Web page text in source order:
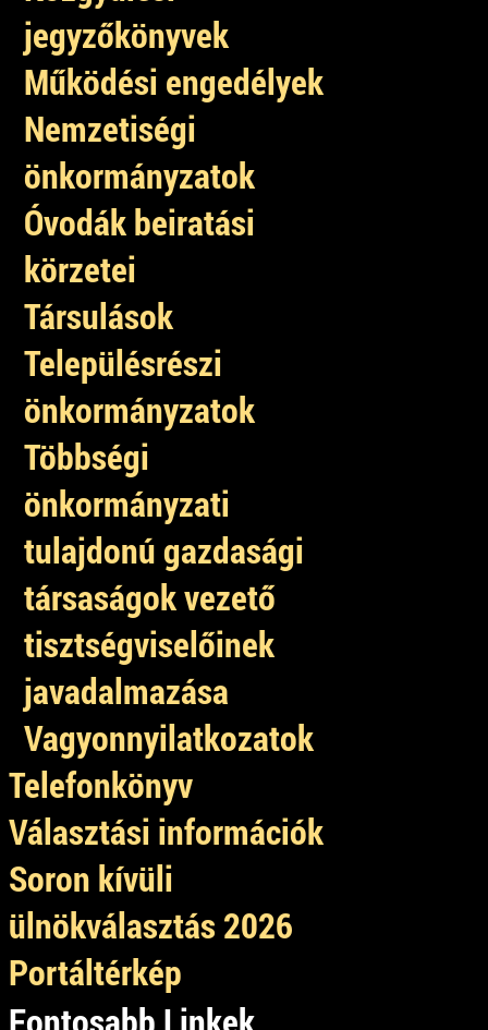
jegyzőkönyvek
Működési engedélyek
Nemzetiségi
önkormányzatok
Óvodák beiratási
körzetei
Társulások
Településrészi
önkormányzatok
Többségi
önkormányzati
tulajdonú gazdasági
társaságok vezető
tisztségviselőinek
javadalmazása
Vagyonnyilatkozatok
Telefonkönyv
Választási információk
Soron kívüli
ülnökválasztás 2026
Portáltérkép